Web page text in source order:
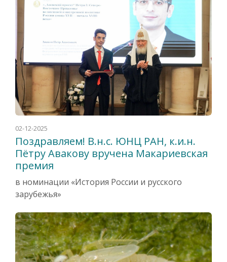
02-12-2025
Поздравляем! В.н.с. ЮНЦ РАН, к.и.н.
Пётру Авакову вручена Макариевская
премия
в номинации «История России и русского
зарубежья»